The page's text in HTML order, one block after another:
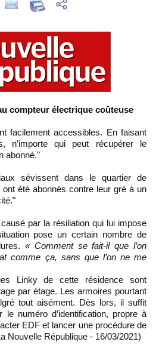
compteur électrique coûteuse
facilement accessibles. En faisant
n’importe qui peut récupérer le
abonné."
sévissent dans le quartier de
été abonnés contre leur gré à un
"
par la résiliation qui lui impose
pose un certain nombre de
« Comment se fait-il que l’on
comme ça, sans que l’on ne me
Linky de cette résidence sont
par étage. Les armoires pourtant
tout aisément. Dès lors, il suffit
le numéro d’identification, propre à
EDF et lancer une procédure de
Nouvelle République - 16/03/2021)